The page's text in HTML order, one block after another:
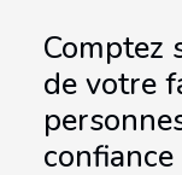
Comptez
de votre
confiance